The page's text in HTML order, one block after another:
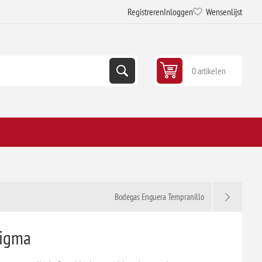
RegistrerenInloggen Wensenlijst
0 artikelen
Bodegas Enguera Tempranillo